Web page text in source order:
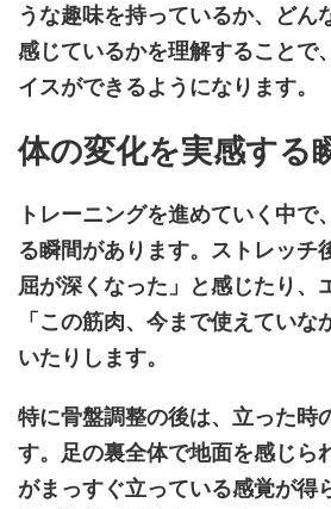
うな趣味を持っているか、どん
感じているかを理解することで
イスができるようになります。
体の変化を実感する
トレーニングを進めていく中で
る瞬間があります。ストレッチ
屈が深くなった」と感じたり、
「この筋肉、今まで使えてい
いたりします。
特に骨盤調整の後は、立った時
す。足の裏全体で地面を感じら
がまっすぐ立っている感覚が得